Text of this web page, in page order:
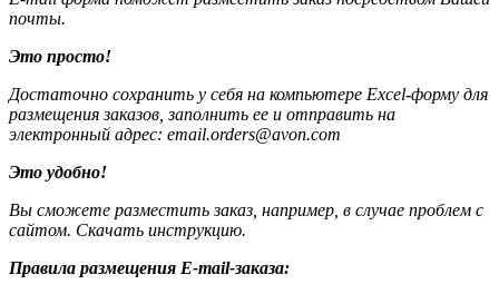
почты.
Это просто!
Достаточно сохранить у себя на компьютере Excel-форму для
размещения заказов , заполнить ее и отправить на
электронный адрес: email.orders@avon.com
Это удобно!
Вы сможете разместить заказ, например, в случае проблем с
сайтом. Скачать инструкцию.
Правила размещения E-mail-заказа: